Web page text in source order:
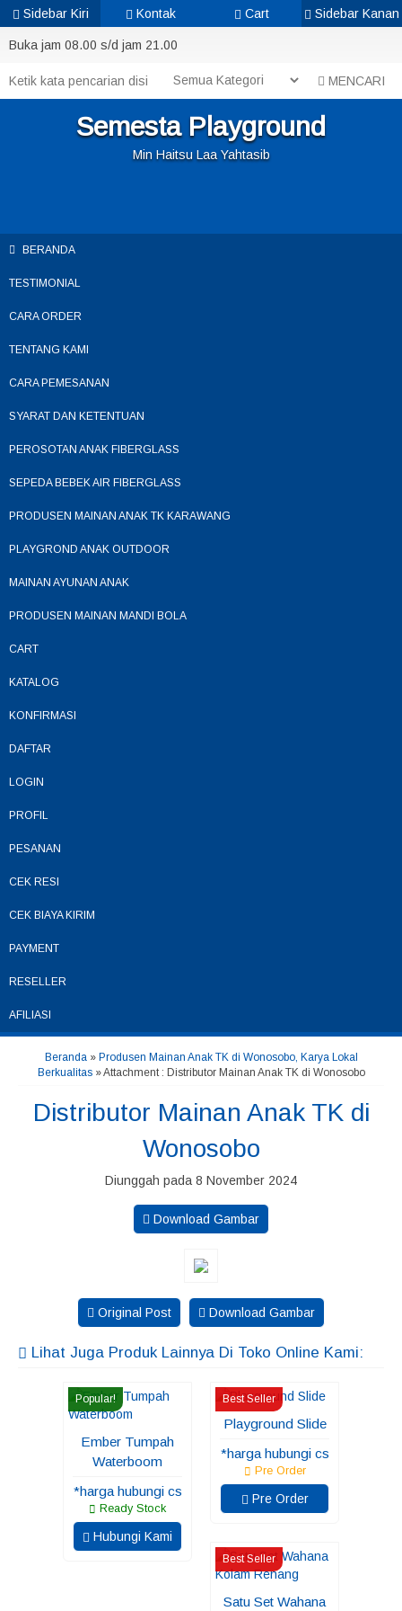
Buka jam 08.00 s/d jam 21.00
MENCARI
Semesta Playground
Min Haitsu Laa Yahtasib
BERANDA
TESTIMONIAL
CARA ORDER
TENTANG KAMI
CARA PEMESANAN
SYARAT DAN KETENTUAN
PEROSOTAN ANAK FIBERGLASS
SEPEDA BEBEK AIR FIBERGLASS
PRODUSEN MAINAN ANAK TK KARAWANG
PLAYGROND ANAK OUTDOOR
MAINAN AYUNAN ANAK
PRODUSEN MAINAN MANDI BOLA
CART
KATALOG
KONFIRMASI
DAFTAR
LOGIN
PROFIL
PESANAN
CEK RESI
CEK BIAYA KIRIM
PAYMENT
RESELLER
AFILIASI
Beranda» Produsen Mainan Anak TK di Wonosobo, Karya Lokal
Berkualitas» Attachment : Distributor Mainan Anak TK di Wonosobo
Distributor Mainan Anak TK di
Wonosobo
Diunggah pada 8 November 2024
Download Gambar
Original Post Download Gambar
Lihat Juga Produk Lainnya Di Toko Online Kami:
Popular!
Ember Tumpah
Waterboom
*harga hubungi cs
Ready Stock
Hubungi Kami
Best Seller
Playground Slide
*harga hubungi cs
Pre Order
Pre Order
Best Seller
Satu Set Wahana
Sidebar Kiri Kontak Cart Sidebar Kanan